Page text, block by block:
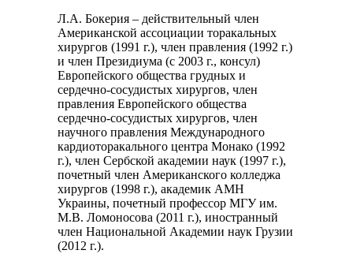
Л.А. Бокерия – действительный член
Американской ассоциации торакальных
хирургов (1991 г.), член правления (1992 г.)
и член Президиума (с 2003 г., консул)
Европейского общества грудных и
сердечно-сосудистых хирургов, член
правления Европейского общества
сердечно-сосудистых хирургов, член
научного правления Международного
кардиоторакального центра Монако (1992
г.), член Сербской академии наук (1997 г.),
почетный член Американского колледжа
хирургов (1998 г.), академик АМН
Украины, почетный профессор МГУ им.
М.В. Ломоносова (2011 г.), иностранный
член Национальной Академии наук Грузии
(2012 г.).